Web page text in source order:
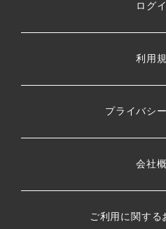
ログ
利用
プライバシ
会社
ご利用に関する